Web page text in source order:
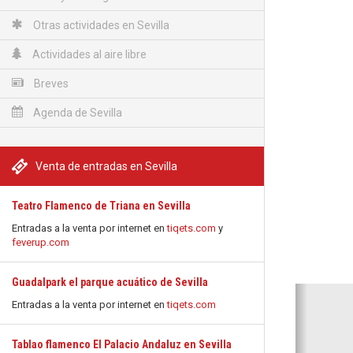
Otras actividades en Sevilla
Actividades al aire libre
Breves
Agenda de Sevilla
Venta de entradas en Sevilla
Teatro Flamenco de Triana en Sevilla
Entradas a la venta por internet entiqets.com y
feverup.com
Guadalpark el parque acuático de Sevilla
Entradas a la venta por internet entiqets.com
Tablao flamenco El Palacio Andaluz en Sevilla